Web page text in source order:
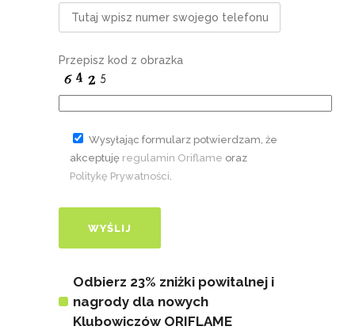
Przepisz kod z obrazka
Wysyłając formularz potwierdzam, że
akceptuję regulamin Oriflame oraz
Politykę Prywatności
Odbierz 23% zniżki powitalnej i
nagrody dla nowych
Klubowiczów ORIFLAME